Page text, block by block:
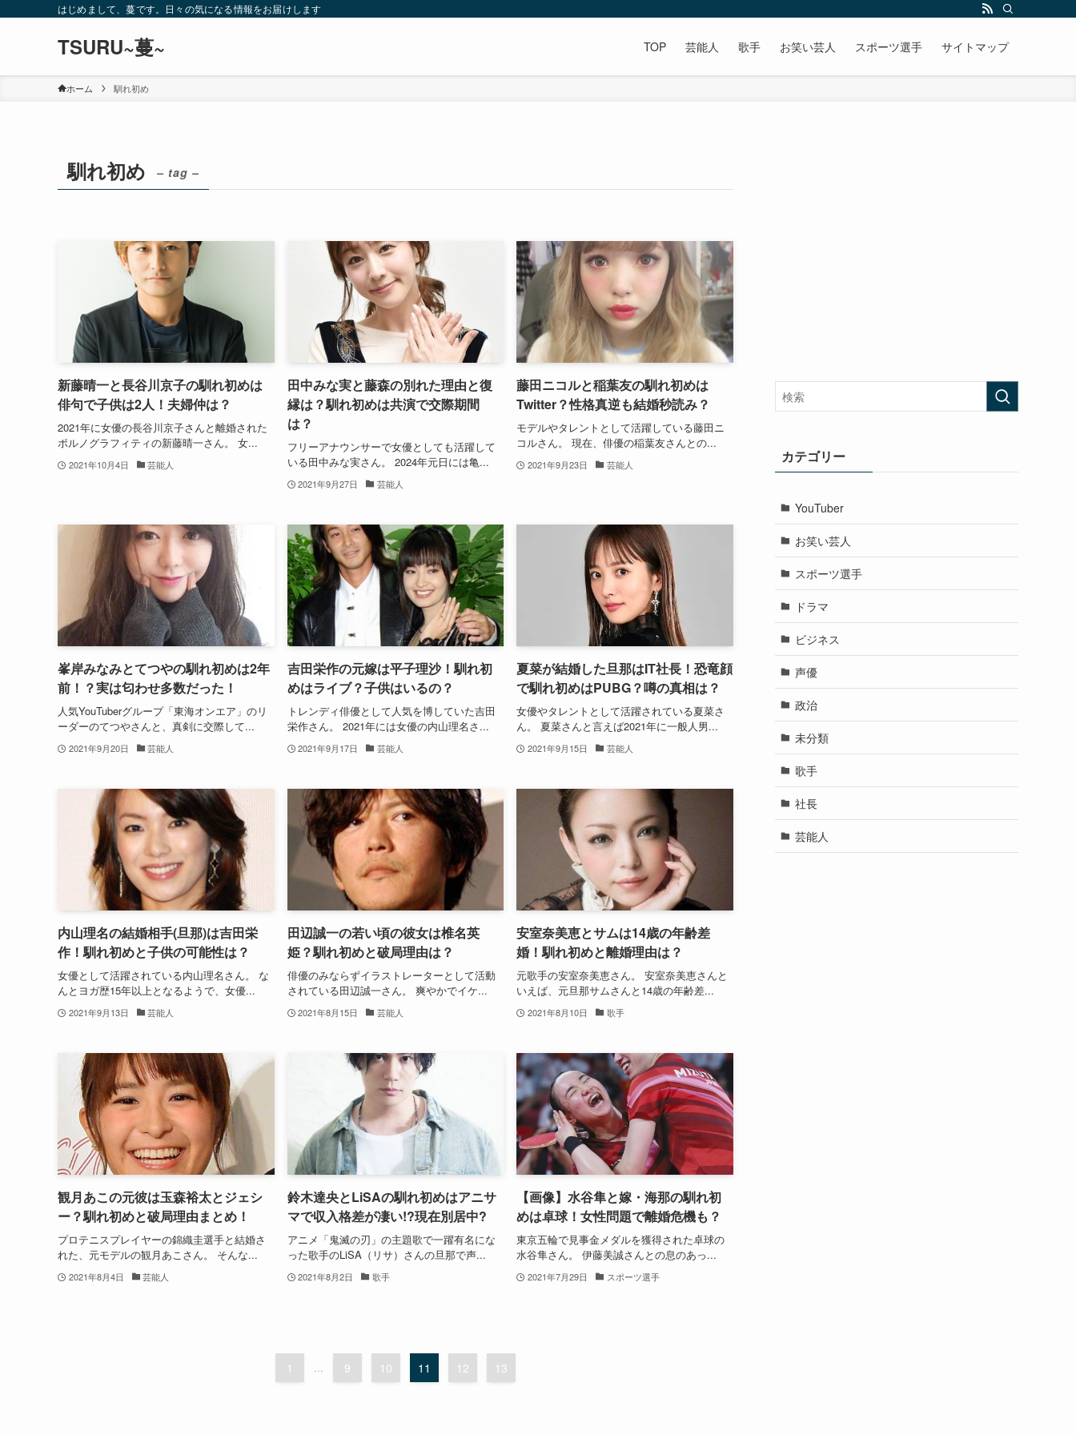
はじめまして、蔓です。日々の気になる情報をお届けします
TSURU~蔓~ TOP 芸能人 歌手 お笑い芸人 スポーツ選手 サイトマップ
ホーム 馴れ初め
馴れ初め – tag –
新藤晴一と長谷川京子の馴れ初めは
俳句で子供は2人！夫婦仲は？
2021年に女優の長谷川京子さんと離婚された
ポルノグラフィティの新藤晴一さん。 女...
2021年10月4日 芸能人
田中みな実と藤森の別れた理由と復
縁は？馴れ初めは共演で交際期間
は？
フリーアナウンサーで女優としても活躍して
いる田中みな実さん。 2024年元日には亀...
2021年9月27日 芸能人
藤田ニコルと稲葉友の馴れ初めは
Twitter？性格真逆も結婚秒読み？
モデルやタレントとして活躍している藤田ニ
コルさん。 現在、俳優の稲葉友さんとの...
2021年9月23日 芸能人
峯岸みなみとてつやの馴れ初めは2年
前！？実は匂わせ多数だった！
人気YouTuberグループ「東海オンエア」のリ
ーダーのてつやさんと、真剣に交際して...
2021年9月20日 芸能人
吉田栄作の元嫁は平子理沙！馴れ初
めはライブ？子供はいるの？
トレンディ俳優として人気を博していた吉田
栄作さん。 2021年には女優の内山理名さ...
2021年9月17日 芸能人
夏菜が結婚した旦那はIT社長！恐竜顔
で馴れ初めはPUBG？噂の真相は？
女優やタレントとして活躍されている夏菜さ
ん。 夏菜さんと言えば2021年に一般人男...
2021年9月15日 芸能人
内山理名の結婚相手(旦那)は吉田栄
作！馴れ初めと子供の可能性は？
女優として活躍されている内山理名さん。 な
んとヨガ歴15年以上となるようで、女優...
2021年9月13日 芸能人
田辺誠一の若い頃の彼女は椎名英
姫？馴れ初めと破局理由は？
俳優のみならずイラストレーターとして活動
されている田辺誠一さん。 爽やかでイケ...
2021年8月15日 芸能人
安室奈美恵とサムは14歳の年齢差
婚！馴れ初めと離婚理由は？
元歌手の安室奈美恵さん。 安室奈美恵さんと
いえば、元旦那サムさんと14歳の年齢差...
2021年8月10日 歌手
観月あこの元彼は玉森裕太とジェシ
ー？馴れ初めと破局理由まとめ！
プロテニスプレイヤーの錦織圭選手と結婚さ
れた、元モデルの観月あこさん。 そんな...
2021年8月4日 芸能人
鈴木達央とLiSAの馴れ初めはアニサ
マで収入格差が凄い!?現在別居中?
アニメ「鬼滅の刃」の主題歌で一躍有名にな
った歌手のLiSA（リサ）さんの旦那で声...
2021年8月2日 歌手
【画像】水谷隼と嫁・海那の馴れ初
めは卓球！女性問題で離婚危機も？
東京五輪で見事金メダルを獲得された卓球の
水谷隼さん。 伊藤美誠さんとの息のあっ...
2021年7月29日 スポーツ選手
1 ... 9 10 11 12 13
カテゴリー
YouTuber
お笑い芸人
スポーツ選手
ドラマ
ビジネス
声優
政治
未分類
歌手
社長
芸能人